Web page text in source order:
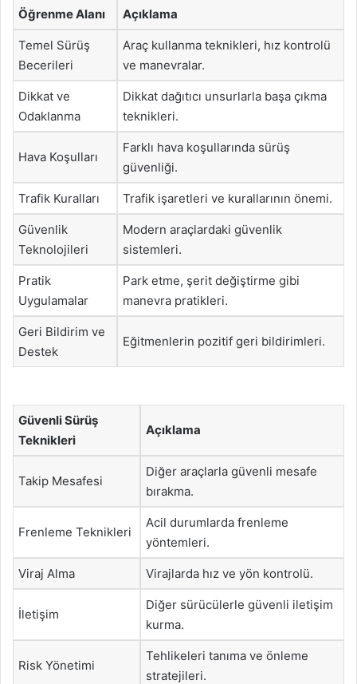
Öğrenme Alanı Açıklama
Temel Sürüş
Becerileri
Araç kullanma teknikleri, hız kontrolü
ve manevralar.
Dikkat ve
Odaklanma
Dikkat dağıtıcı unsurlarla başa çıkma
teknikleri.
Hava Koşulları
Farklı hava koşullarında sürüş
güvenliği.
Trafik Kuralları Trafik işaretleri ve kurallarının önemi.
Güvenlik
Teknolojileri
Modern araçlardaki güvenlik
sistemleri.
Pratik
Uygulamalar
Park etme, şerit değiştirme gibi
manevra pratikleri.
Geri Bildirim ve
Destek
Eğitmenlerin pozitif geri bildirimleri.
Güvenli Sürüş
Teknikleri
Açıklama
Takip Mesafesi
Diğer araçlarla güvenli mesafe
bırakma.
Frenleme Teknikleri
Acil durumlarda frenleme
yöntemleri.
Viraj Alma Virajlarda hız ve yön kontrolü.
İletişim
Diğer sürücülerle güvenli iletişim
kurma.
Risk Yönetimi
Tehlikeleri tanıma ve önleme
stratejileri.